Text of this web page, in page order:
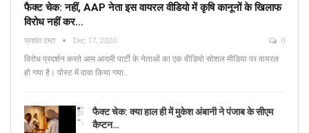
फैक्ट चेक: नहीं, AAP नेता इस वायरल वीडियो में कृषि कानूनों के खिलाफ
विरोध नहीं कर…
प्रशांत टम्टा Dec 17, 2020 0
विरोध प्रदर्शन करते आम आदमी पार्टी के नेताओं का एक वीडियो सोशल मीडिया पर वायरल
हो गया है। पोस्ट में दावा किया गया…
फैक्ट चेक: क्या हाल ही में मुकेश अंबानी ने पंजाब के सीएम
कैप्टन…